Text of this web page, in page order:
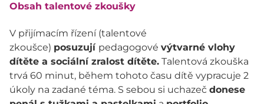
Obsah talentové zkoušky
V přijímacím řízení (talentové
zkoušce) posuzují pedagogové výtvarné vlohy
dítěte a sociální zralost dítěte. Talentová zkouška
trvá 60 minut, během tohoto času dítě vypracuje 2
úkoly na zadané téma. S sebou si uchazeč donese